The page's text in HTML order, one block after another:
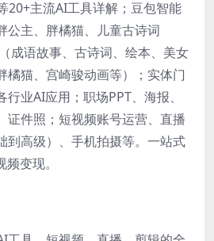
20+主流AI工具详解；豆包智能
公主、胖橘猫、儿童古诗词
成语故事、古诗词、绘本、美女
橘猫、宫崎骏动画等）；实体门
业AI应用；职场PPT、海报、
证件照；短视频账号运营、直播
到高级）、手机拍摄等。一站式
变现。